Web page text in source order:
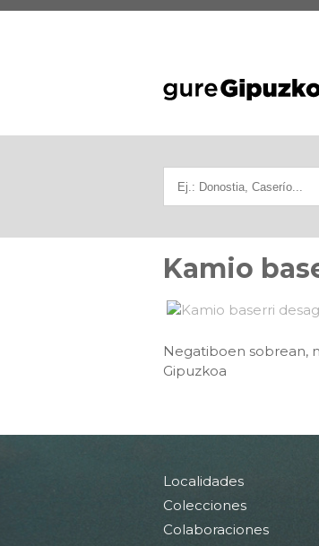
Kamio
Negatiboen sobrean,
Gipuzkoa
Localidades
Colecciones
Colaboraciones